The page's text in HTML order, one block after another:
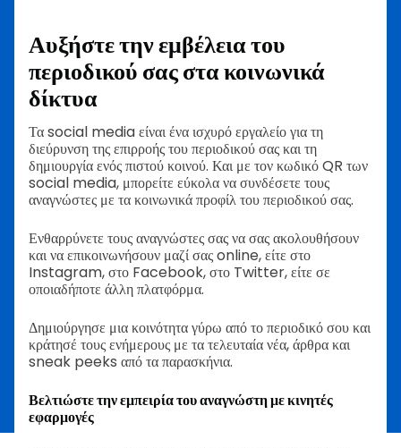
Αυξήστε την εμβέλεια του
περιοδικού σας στα κοινωνικά
δίκτυα
Τα social media είναι ένα ισχυρό εργαλείο για τη
διεύρυνση της επιρροής του περιοδικού σας και τη
δημιουργία ενός πιστού κοινού. Και με τον κωδικό QR των
social media, μπορείτε εύκολα να συνδέσετε τους
αναγνώστες με τα κοινωνικά προφίλ του περιοδικού σας.
Ενθαρρύνετε τους αναγνώστες σας να σας ακολουθήσουν
και να επικοινωνήσουν μαζί σας online, είτε στο
Instagram, στο Facebook, στο Twitter, είτε σε
οποιαδήποτε άλλη πλατφόρμα.
Δημιούργησε μια κοινότητα γύρω από το περιοδικό σου και
κράτησέ τους ενήμερους με τα τελευταία νέα, άρθρα και
sneak peeks από τα παρασκήνια.
Βελτιώστε την εμπειρία του αναγνώστη με κινητές
εφαρμογές